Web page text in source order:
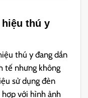
thú y
thú y đang dần
tế nhưng không
sử dụng đèn
hợp với hình ảnh